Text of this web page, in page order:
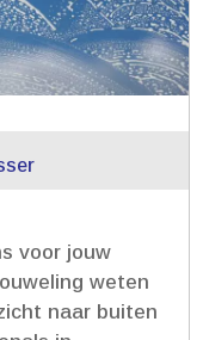
voor jouw
weten
naar buiten